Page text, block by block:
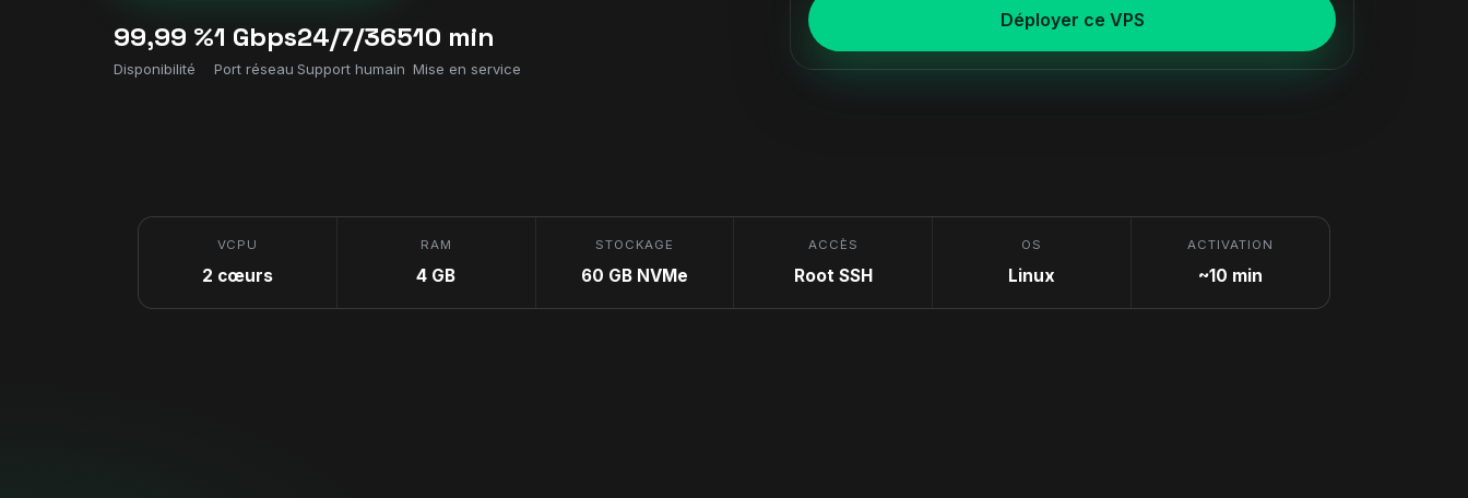
99,99 %
Disponibilité
1 Gbps
Port réseau
24/7/365
Support humain
10 min
Mise en service
Déployer ce VPS
VCPU
2 cœurs
RAM
4 GB
STOCKAGE
60 GB NVMe
ACCÈS
Root SSH
OS
Linux
ACTIVATION
~10 min